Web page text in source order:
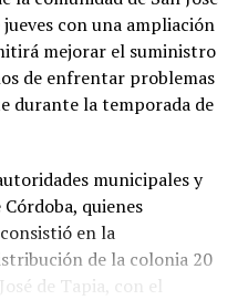
la mesa la importancia
las mujeres en los
además de generar
con una ampliación
mejorar el suministro
de enfrentar problemas
durante la temporada de
municipales y
quienes
en la
de la colonia 20
de Tapia, con el